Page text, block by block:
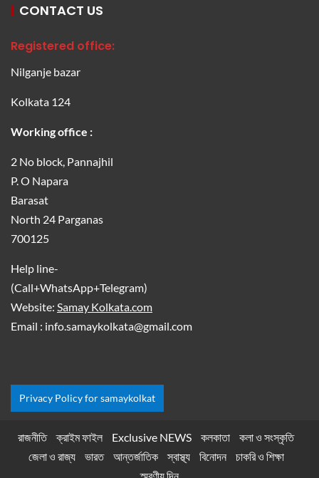
CONTACT US
Registered office:
Nilganje bazar
Kolkata 124
Working office :
2 No block, Pannajhil
P. O Napara
Barasat
North 24 Parganas
700125
Help line-
(Call+WhatsApp+Telegram)
Website: Samay Kolkata.com
Email : info.samaykolkata@gmail.com
Privacy Policy for samaykolkat
রাজনীতি ক্রাইম ফাইল Exclusive NEWS কলকাতা
কলা ও সংস্কৃতি
জেলা ও রাজ্য
ভারত আন্তর্জাতিক স্বাস্থ্য বিনোদন
চাকরি ও শিক্ষা